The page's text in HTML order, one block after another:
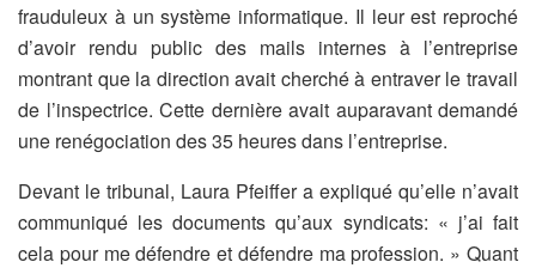
frauduleux à un système informatique. Il leur est reproché
d’avoir rendu public des mails internes à l’entreprise
montrant que la direction avait cherché à entraver le travail
de l’inspectrice. Cette dernière avait auparavant demandé
une renégociation des 35 heures dans l’entreprise.
Devant le tribunal, Laura Pfeiffer a expliqué qu’elle n’avait
communiqué les documents qu’aux syndicats: « j’ai fait
cela pour me défendre et défendre ma profession. » Quant